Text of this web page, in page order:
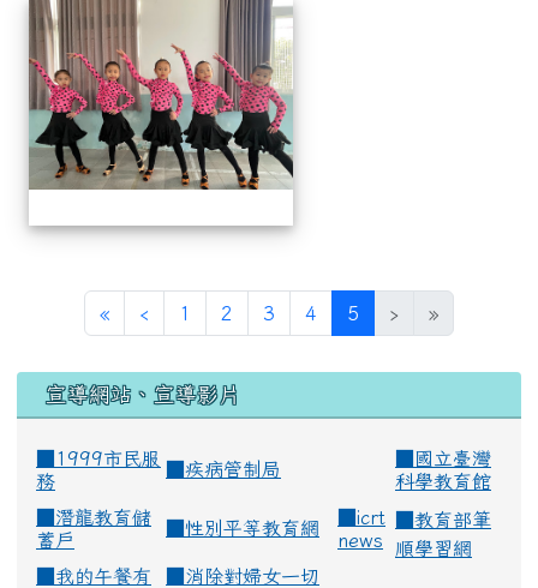
113上社團照片
« ‹ 1 2 3 4 5 (current)
› »
宣導網站、宣導影片
■1999市民服
務
疾病管制局
國立臺灣
科學教育館
潛龍教育儲
蓄戶
性別平等教育網
icrt
news
教育部筆
順學習網
我的午餐有
消除對婦女一切